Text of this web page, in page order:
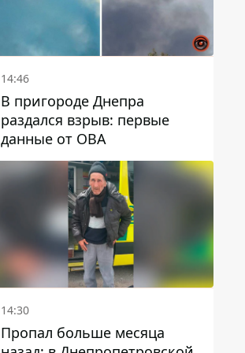
14:46
В пригороде Днепра
раздался взрыв: первые
данные от ОВА
14:30
Пропал больше месяца